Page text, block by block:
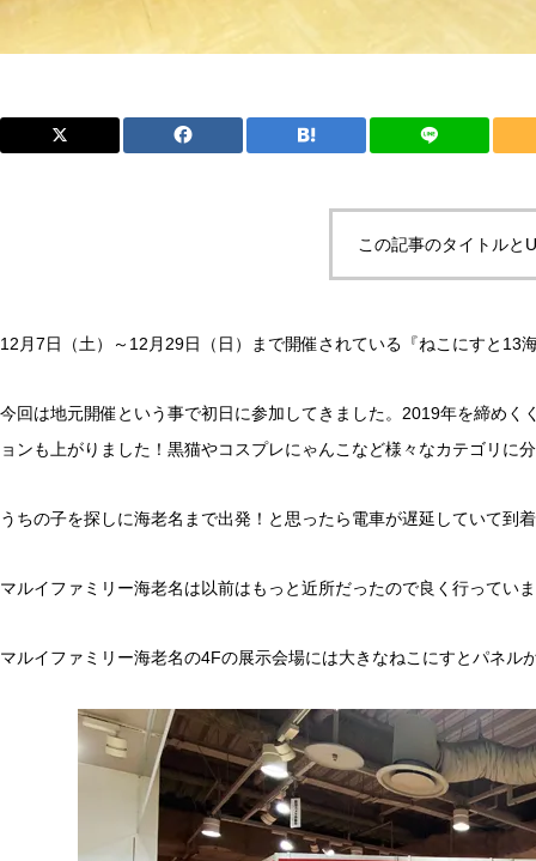
この記事のタイトルと
12月7日（土）～12月29日（日）まで開催されている『ねこにすと13
今回は地元開催という事で初日に参加してきました。2019年を締め
ョンも上がりました！黒猫やコスプレにゃんこなど様々なカテゴリに
うちの子を探しに海老名まで出発！と思ったら電車が遅延していて到
マルイファミリー海老名は以前はもっと近所だったので良く行ってい
マルイファミリー海老名の4Fの展示会場には大きなねこにすとパネル